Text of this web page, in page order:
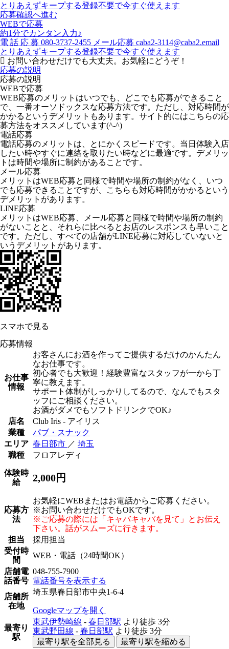
とりあえずキープする登録不要で今すぐ使えます
応募確認へ進む
WEBで応募
約1分でカンタン入力♪
電 話 応 募 080-3737-2455 メール応募 caba2-3114@caba2.email
とりあえずキープする登録不要で今すぐ使えます
お問い合わせだけでも大丈夫。お気軽にどうぞ！
応募の説明
応募の説明
WEBで応募
WEB応募のメリットはいつでも、どこでも応募ができること
で、一番オーソドックスな応募方法です。ただし、対応時間が
かかるというデメリットもあります。サイト的にはこちらの応
募方法をオススメしています(^-^)
電話応募
電話応募のメリットは、とにかくスピードです。当日体験入店
したい時やすぐに連絡を取りたい時などに最適です。デメリッ
トは時間や場所に制約があることです。
メール応募
メリットはWEB応募と同様で時間や場所の制約がなく、いつ
でも応募できることですが、こちらも対応時間がかかるという
デメリットがあります。
LINE応募
メリットはWEB応募、メール応募と同様で時間や場所の制約
がないことと、それらに比べるとお店のレスポンスも早いこと
です。ただし、すべての店舗がLINE応募に対応していないと
いうデメリットがあります。
スマホで見る
応募情報
お仕事
情報
お客さんにお酒を作ってご提供するだけのかんたん
なお仕事です。
初心者でも大歓迎！経験豊富なスタッフが一から丁
寧に教えます。
サポート体制がしっかりしてるので、なんでもスタ
ッフにご相談ください。
お酒がダメでもソフトドリンクでOK♪
店名
Club Iris - アイリス
業種
パブ・スナック
エリア 春日部市 ／ 埼玉
職種
フロアレディ
体験時
給
2,000円
応募方
法
お気軽にWEBまたはお電話からご応募ください。
※お問い合わせだけでもOKです。
※ご応募の際には「キャバキャバを見て」とお伝え
下さい。話がスムーズに行きます。
担当
採用担当
受付時
間
WEB・電話（24時間OK）
店舗電
話番号
048-755-7900
電話番号を表示する
店舗所
在地
埼玉県春日部市中央1-6-4
Googleマップを開く
最寄り
駅
東武伊勢崎線 - 春日部駅 より徒歩 3分
東武野田線 - 春日部駅 より徒歩 3分
最寄り駅を全部見る
最寄り駅を縮める